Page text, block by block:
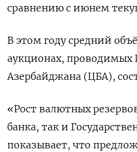
сравнению с июнем
В этом году средний
аукционах,
Азербайджана (ЦБА),
«Рост валютных
банка, так и
показывает, что